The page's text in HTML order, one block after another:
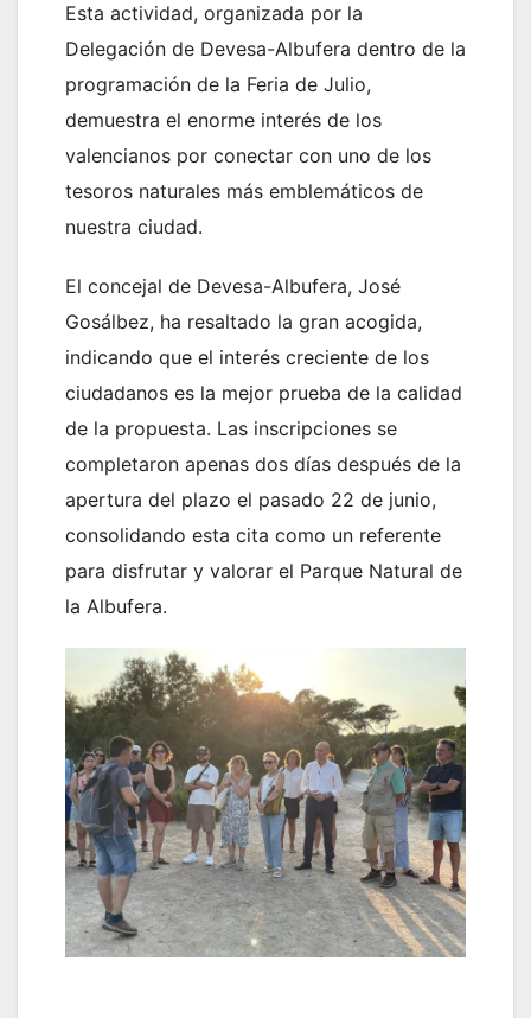
Esta actividad, organizada por la
Delegación de Devesa-Albufera dentro de la
programación de la Feria de Julio,
demuestra el enorme interés de los
valencianos por conectar con uno de los
tesoros naturales más emblemáticos de
nuestra ciudad.
El concejal de Devesa-Albufera, José
Gosálbez, ha resaltado la gran acogida,
indicando que el interés creciente de los
ciudadanos es la mejor prueba de la calidad
de la propuesta. Las inscripciones se
completaron apenas dos días después de la
apertura del plazo el pasado 22 de junio,
consolidando esta cita como un referente
para disfrutar y valorar el Parque Natural de
la Albufera.